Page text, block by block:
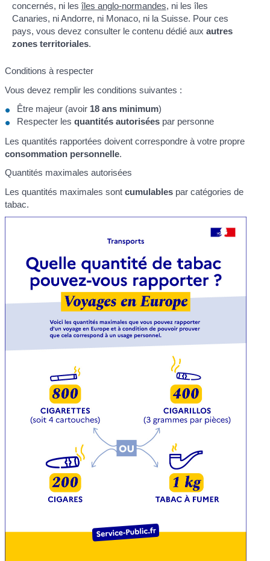
concernés, ni les îles anglo-normandes, ni les îles
Canaries, ni Andorre, ni Monaco, ni la Suisse. Pour ces
pays, vous devez consulter le contenu dédié aux autres
zones territoriales.
Conditions à respecter
Vous devez remplir les conditions suivantes :
Être majeur (avoir 18 ans minimum)
Respecter lesquantités autorisées par personne
Les quantités rapportées doivent correspondre à votre propre
consommation personnelle.
Quantités maximales autorisées
Les quantités maximales sontcumulables par catégories de
tabac.